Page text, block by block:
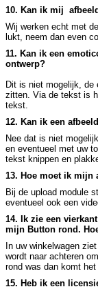
10. Kan ik mij
Wij werken echt met
lukt, neem dan even
11. Kan ik een
ontwerp?
Dit is niet mogelijk, de
zitten. Via de tekst is
tekst.
12. Kan ik een
Nee dat is niet
en eventueel met uw
tekst knippen en
13. Hoe moet ik
Bij de upload module
eventueel ook een
14. Ik zie een
mijn Button rond.
In uw winkelwagen
wordt naar achteren
rond was dan komt
15. Heb ik een